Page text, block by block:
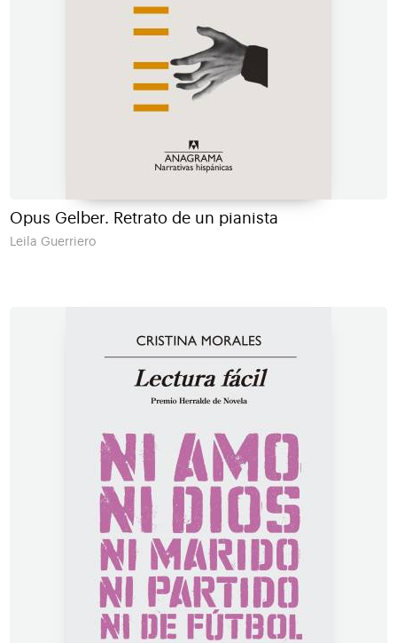
Opus Gelber. Retrato de un pianista
Leila Guerriero